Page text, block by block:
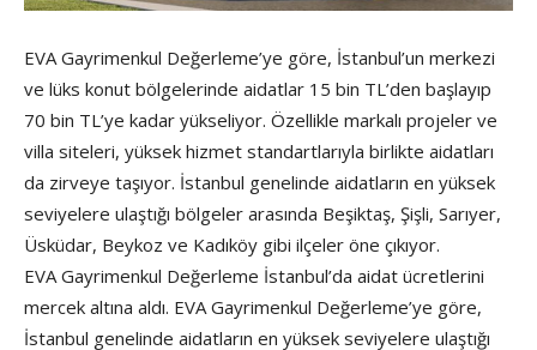
EVA Gayrimenkul Değerleme’ye göre, İstanbul’un merkezi
ve lüks konut bölgelerinde aidatlar 15 bin TL’den başlayıp
70 bin TL’ye kadar yükseliyor. Özellikle markalı projeler ve
villa siteleri, yüksek hizmet standartlarıyla birlikte aidatları
da zirveye taşıyor. İstanbul genelinde aidatların en yüksek
seviyelere ulaştığı bölgeler arasında Beşiktaş, Şişli, Sarıyer,
Üsküdar, Beykoz ve Kadıköy gibi ilçeler öne çıkıyor.
EVA Gayrimenkul Değerleme İstanbul’da aidat ücretlerini
mercek altına aldı. EVA Gayrimenkul Değerleme’ye göre,
İstanbul genelinde aidatların en yüksek seviyelere ulaştığı